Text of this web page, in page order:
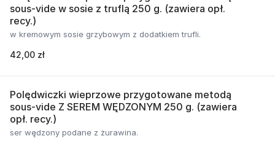
sous-vide w sosie z truflą 250 g. (zawiera opł.
recy.)
w kremowym sosie grzybowym z dodatkiem trufli.
42,00 zł
Polędwiczki wieprzowe przygotowane metodą
sous-vide Z SEREM WĘDZONYM 250 g. (zawiera
opł. recy.)
ser wędzony podane z żurawina.